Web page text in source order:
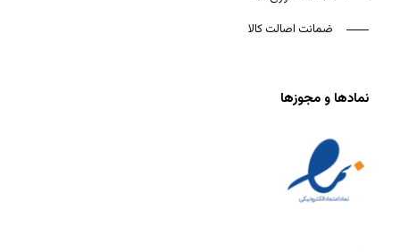
ضمانت اصالت کالا
نمادها و مجوزها